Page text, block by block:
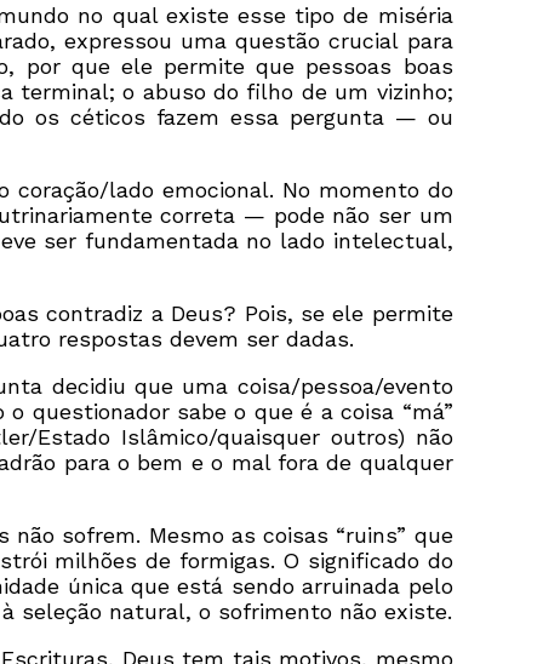
no qual existe esse tipo de miséria
expressou uma questão crucial para
por que ele permite que pessoas boas
terminal; o abuso do filho de um vizinho;
os céticos fazem essa pergunta — ou
lado emocional. No momento do
correta — pode não ser um
ser fundamentada no lado intelectual,
contradiz a Deus? Pois, se ele permite
respostas devem ser dadas.
decidiu que uma coisa/pessoa/evento
questionador sabe o que é a coisa “má”
Estado Islâmico/quaisquer outros) não
para o bem e o mal fora de qualquer
sofrem. Mesmo as coisas “ruins” que
milhões de formigas. O significado do
única que está sendo arruinada pelo
seleção natural, o sofrimento não existe.
Deus tem tais motivos, mesmo